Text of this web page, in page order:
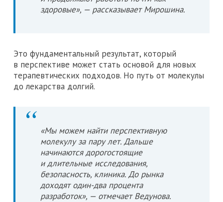
здоровые», — рассказывает Мирошина.
Это фундаментальный результат, который
в перспективе может стать основой для новых
терапевтических подходов. Но путь от молекулы
до лекарства долгий.
«Мы можем найти перспективную
молекулу за пару лет. Дальше
начинаются дорогостоящие
и длительные исследования,
безопасность, клиника. До рынка
доходят один-два процента
разработок», — отмечает Ведунова.